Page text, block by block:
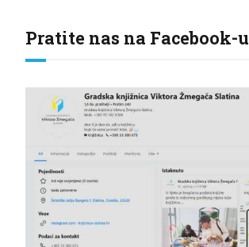
Pratite nas na Facebook-u